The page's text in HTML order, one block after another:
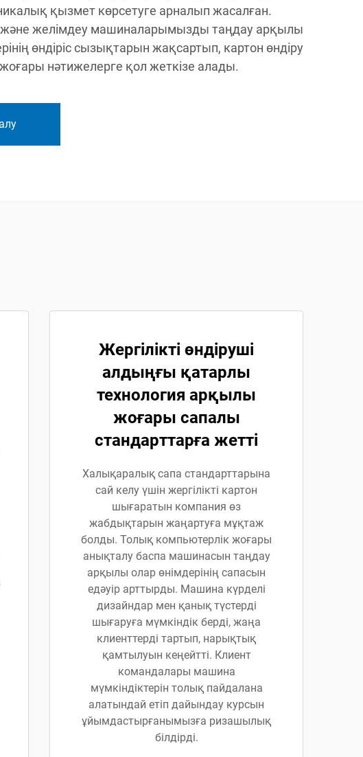
қызмет көрсетуге арналып жасалған.
желімдеу машиналарымызды таңдау арқылы
өндіріс сызықтарын жақсартып, картон өндіру
нәтижелерге қол жеткізе алады.
Жергілікті өндіруші
алдыңғы қатарлы
технология арқылы
жоғары сапалы
стандарттарға жетті
Халықаралық сапа стандарттарына
сай келу үшін жергілікті картон
шығаратын компания өз
жабдықтарын жаңартуға мұқтаж
болды. Толық компьютерлік жоғары
анықталу баспа машинасын таңдау
арқылы олар өнімдерінің сапасын
едәуір арттырды. Машина күрделі
дизайндар мен қанық түстерді
шығаруға мүмкіндік берді, жаңа
клиенттерді тартып, нарықтық
қамтылуын кеңейтті. Клиент
командалары машина
мүмкіндіктерін толық пайдалана
алатындай етіп дайындау курсын
ұйымдастырғанымызға ризашылық
білдірді.